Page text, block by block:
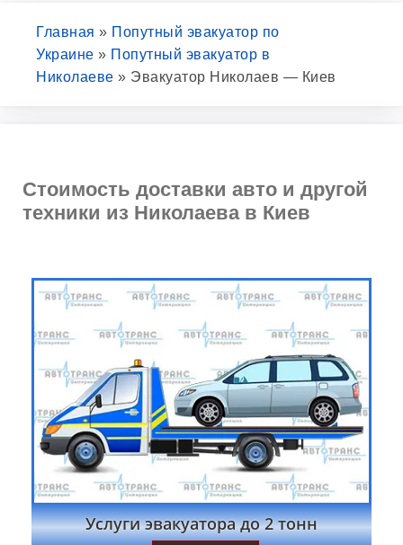
Главная » Попутный эвакуатор по
Украине » Попутный эвакуатор в
Николаеве » Эвакуатор Николаев — Киев
Стоимость доставки авто и другой
техники из Николаева в Киев
Услуги эвакуатора до 2 тонн